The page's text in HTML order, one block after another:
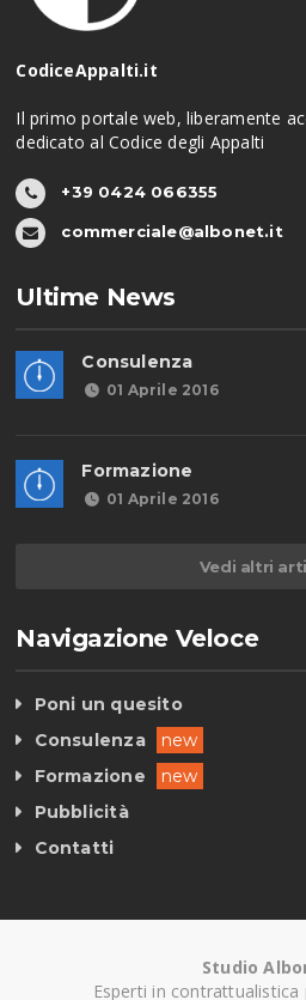
CodiceAppalti.it
Il primo portale web, liberamente
dedicato al Codice degli Appalti
+39 0424 066355
commerciale@albonet.it
Ultime News
Consulenza
01 Aprile 2016
Formazione
01 Aprile 2016
Vedi altri
Navigazione Veloce
Poni un quesito
Consulenza
new
Formazione
new
Pubblicità
Contatti
Studio
Esperti in contrattualistica